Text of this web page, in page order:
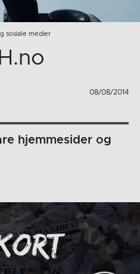
sosiale medier
08/08/2014
hjemmesider og